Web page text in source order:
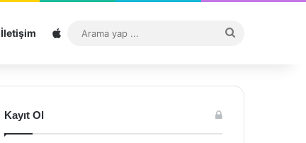
İletişim Sitemap
...
Kayıt Ol